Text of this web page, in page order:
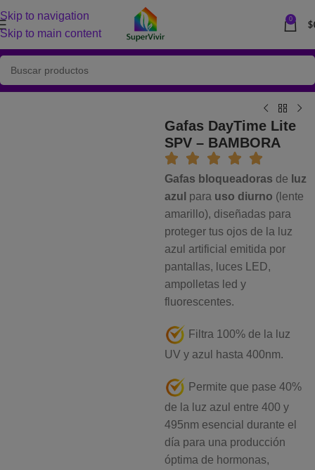
Skip to navigation
Skip to main content
0 $
Gafas DayTime Lite
SPV – BAMBORA
Gafas bloqueadoras de luz
azul para uso diurno (lente
amarillo), diseñadas para
proteger tus ojos de la luz
azul artificial emitida por
pantallas, luces LED,
ampolletas led y
fluorescentes.
Filtra 100% de la luz
UV y azul hasta 400nm.
Permite que pase 40%
de la luz azul entre 400 y
495nm esencial durante el
día para una producción
óptima de hormonas,